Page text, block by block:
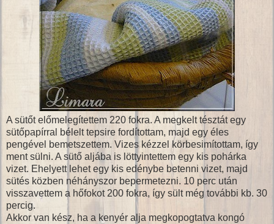
A sütőt előmelegítettem 220 fokra. A megkelt tésztát egy
sütőpapírral bélelt tepsire fordítottam, majd egy éles
pengével bemetszettem. Vizes kézzel körbesimítottam, így
ment sülni. A sütő aljába is löttyintettem egy kis pohárka
vizet. Ehelyett lehet egy kis edénybe betenni vizet, majd
sütés közben néhányszor bepermetezni. 10 perc után
visszavettem a hőfokot 200 fokra, így sült még további kb. 30
percig.
Akkor van kész, ha a kenyér alja megkopogtatva kongó